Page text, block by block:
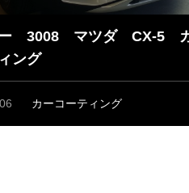
ー 3008 マツダ CX-5
ング
カーコーティング